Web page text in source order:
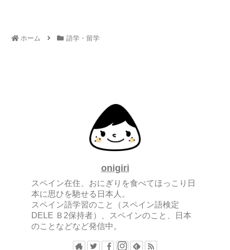
ホーム 語学・留学
onigiri
スペイン在住、おにぎりを食べてほっこり日
本に思ひを馳せる日本人。
スペイン語学習のこと（スペイン語検定
DELE Ｂ2保持者）、スペインのこと、日本
のことなどなど発信中。